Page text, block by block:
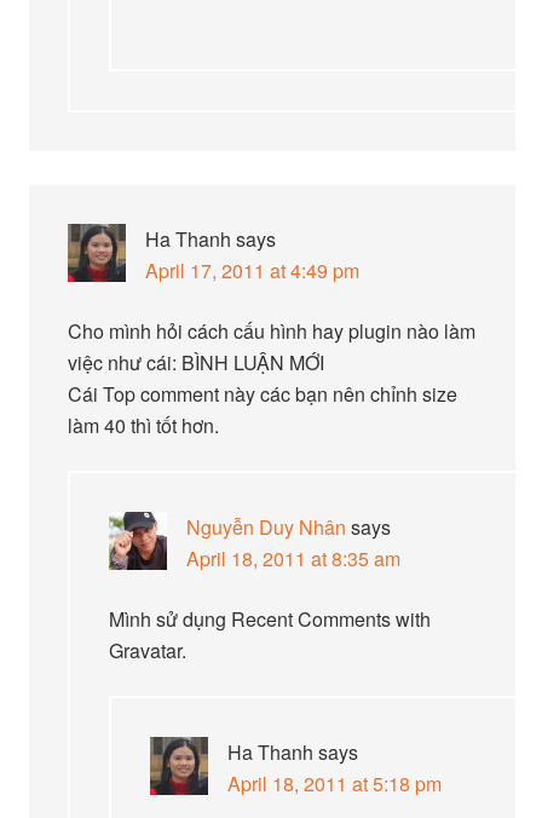
Ha Thanh says
April 17, 2011 at 4:49 pm
Cho mình hỏi cách cấu hình hay plugin nào làm
việc như cái: BÌNH LUẬN MỚI
Cái Top comment này các bạn nên chỉnh size
làm 40 thì tốt hơn.
Nguyễn Duy Nhân says
April 18, 2011 at 8:35 am
Mình sử dụng Recent Comments with
Gravatar.
Ha Thanh says
April 18, 2011 at 5:18 pm